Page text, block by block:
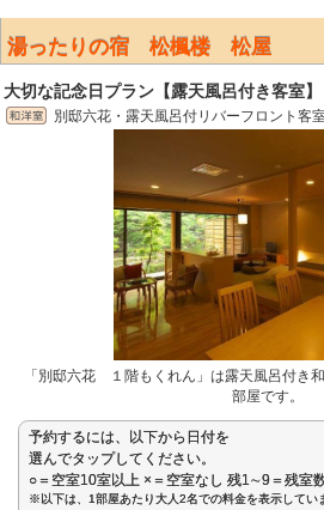
湯ったりの宿 松楓楼 松屋
大切な記念日プラン【露天風呂付き客室】
別邸六花・露天風呂付リバーフロント客
「別邸六花 １階もくれん」は露天風呂付き
部屋です。
予約するには、以下から日付を
選んでタップしてください。
○＝空室10室以上 ×＝空室なし 残1∼9＝残室
※以下は、1部屋あたり大人2名での料金を表示してい